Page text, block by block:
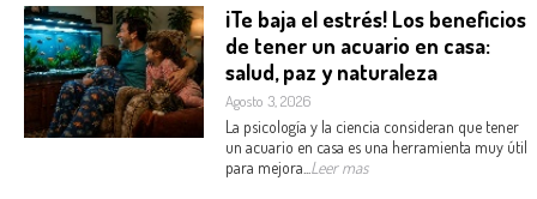
¡Te baja el estrés! Los beneficios
de tener un acuario en casa:
salud, paz y naturaleza
Agosto 3, 2026
La psicología y la ciencia consideran que tener
un acuario en casa es una herramienta muy útil
para mejora... Leer mas